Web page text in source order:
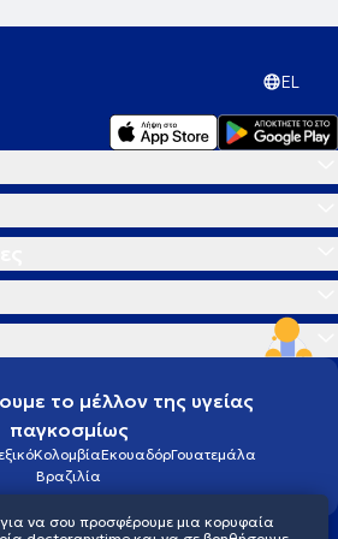
EL
το μέλλον της υγείας
παγκοσμίως
ΚολομβίαΕκουαδόρΓουατεμάλα
Βραζιλία
να σου προσφέρουμε μια κορυφαία